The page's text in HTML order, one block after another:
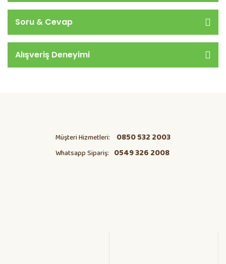
Soru & Cevap
Alışveriş Deneyimi
Müşteri Hizmetleri: 0850 532 2003
Whatsapp Sipariş: 0549 326 2008